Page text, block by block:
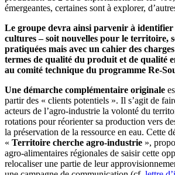
émergeantes, certaines sont à explorer,
Le groupe devra ainsi parvenir à identifier
cultures – soit nouvelles pour le territoire,
pratiquées mais avec un cahier des
termes de qualité du produit et de qualité
au comité technique du programme Re-
Une démarche complémentaire originale
partir des « clients potentiels ». Il s’agit de
acteurs de l’agro-industrie la volonté du
rotations pour réorienter sa production vers
la préservation de la ressource en eau. Cette
« Territoire cherche agro-industrie »,
agro-alimentaires régionales de saisir cette
relocaliser une partie de leur